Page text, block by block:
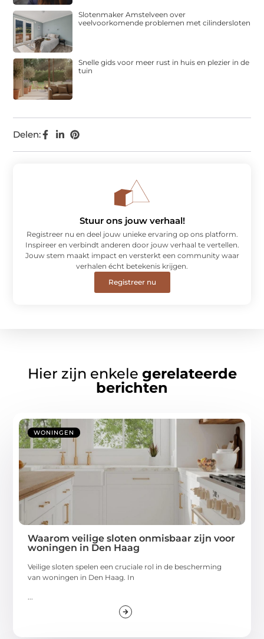
Delen:
Slotenmaker Amstelveen over
veelvoorkomende problemen met cilindersloten
Snelle gids voor meer rust in huis en plezier in de
tuin
Stuur ons jouw verhaal!
Registreer nu en deel jouw unieke ervaring op ons platform.
Inspireer en verbindt anderen door jouw verhaal te vertellen.
Jouw stem maakt impact en versterkt een community waar
verhalen écht betekenis krijgen.
Registreer nu
Hier zijn enkele gerelateerde
berichten
WONINGEN
Waarom veilige sloten onmisbaar zijn voor
woningen in Den Haag
Veilige sloten spelen een cruciale rol in de bescherming
van woningen in Den Haag. In